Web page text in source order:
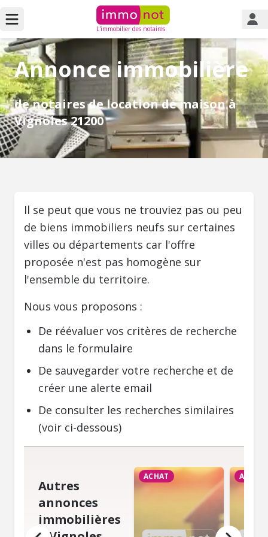
L'immobilier des notaires
Annonce immobilière
de notaires de location de maison à
Vignoles 21200
Il se peut que vous ne trouviez pas ou peu
de biens immobiliers neufs sur certaines
villes ou départements car l'offre
proposée n'est pas homogène sur
l'ensemble du territoire.
Nous vous proposons :
De réévaluer vos critères de recherche
dans le formulaire
De sauvegarder votre recherche et de
créer une alerte email
De consulter les recherches similaires
(voir ci-dessous)
Autres
annonces
immobilières
ACHAT ACHAT